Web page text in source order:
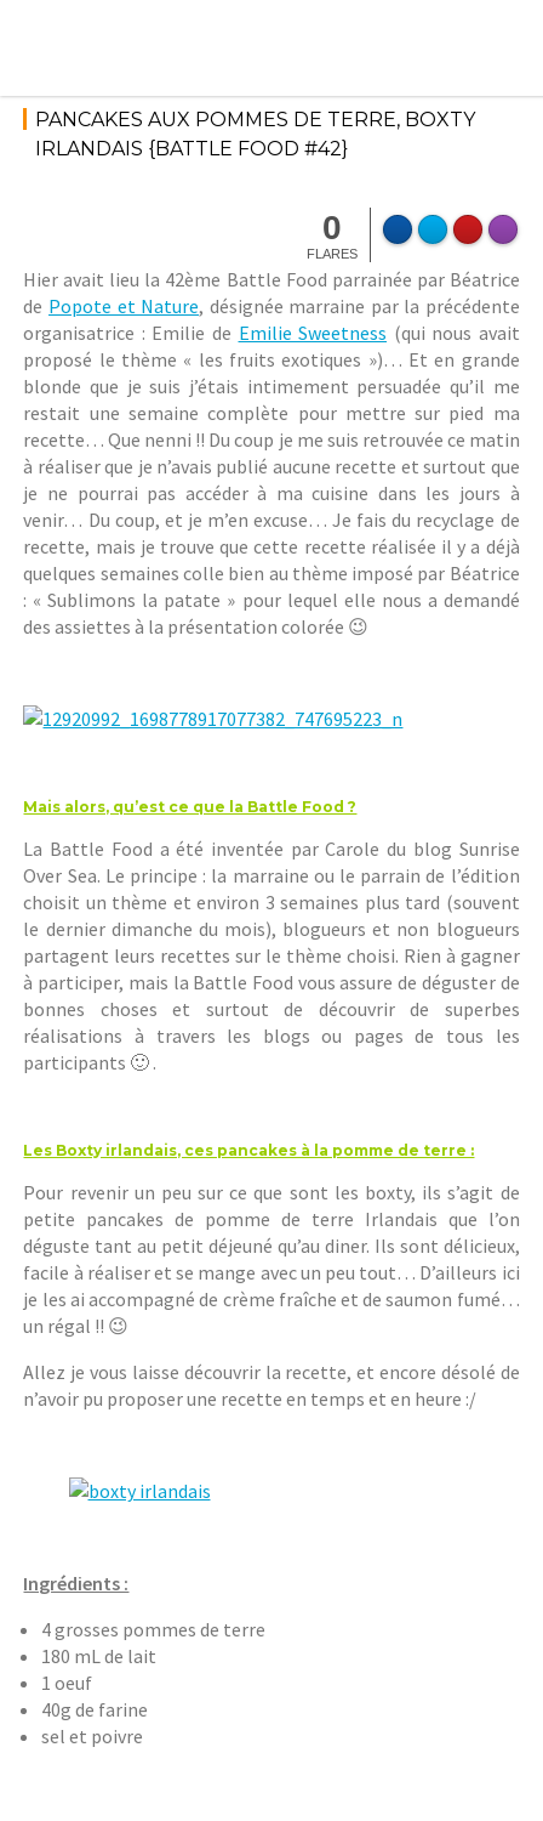
avril
2016
Battle
Food
PANCAKES AUX POMMES DE TERRE, BOXTY
IRLANDAIS {BATTLE FOOD #42}
0
FLARES
Hier avait lieu la 42ème Battle Food parrainée par Béatrice
de Popote et Nature, désignée marraine par la précédente
organisatrice : Emilie de Emilie Sweetness (qui nous avait
proposé le thème « les fruits exotiques »)… Et en grande
blonde que je suis j’étais intimement persuadée qu’il me
restait une semaine complète pour mettre sur pied ma
recette… Que nenni !! Du coup je me suis retrouvée ce matin
à réaliser que je n’avais publié aucune recette et surtout que
je ne pourrai pas accéder à ma cuisine dans les jours à
venir… Du coup, et je m’en excuse… Je fais du recyclage de
recette, mais je trouve que cette recette réalisée il y a déjà
quelques semaines colle bien au thème imposé par Béatrice
: « Sublimons la patate » pour lequel elle nous a demandé
des assiettes à la présentation colorée 😉
Mais alors, qu’est ce que la Battle Food ?
La Battle Food a été inventée par Carole du blog Sunrise
Over Sea. Le principe : la marraine ou le parrain de l’édition
choisit un thème et environ 3 semaines plus tard (souvent
le dernier dimanche du mois), blogueurs et non blogueurs
partagent leurs recettes sur le thème choisi. Rien à gagner
à participer, mais la Battle Food vous assure de déguster de
bonnes choses et surtout de découvrir de superbes
réalisations à travers les blogs ou pages de tous les
participants 🙂 .
Les Boxty irlandais, ces pancakes à la pomme de terre :
Pour revenir un peu sur ce que sont les boxty, ils s’agit de
petite pancakes de pomme de terre Irlandais que l’on
déguste tant au petit déjeuné qu’au diner. Ils sont délicieux,
facile à réaliser et se mange avec un peu tout… D’ailleurs ici
je les ai accompagné de crème fraîche et de saumon fumé…
un régal !! 😉
Allez je vous laisse découvrir la recette, et encore désolé de
n’avoir pu proposer une recette en temps et en heure :/
Ingrédients :
4 grosses pommes de terre
180 mL de lait
1 oeuf
40g de farine
sel et poivre